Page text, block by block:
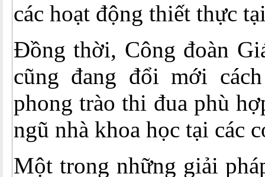
các hoạt động thiết thực
Đồng thời, Công đoàn
cũng đang đổi mới
phong trào thi đua phù
ngũ nhà khoa học tại các
Một trong những giải